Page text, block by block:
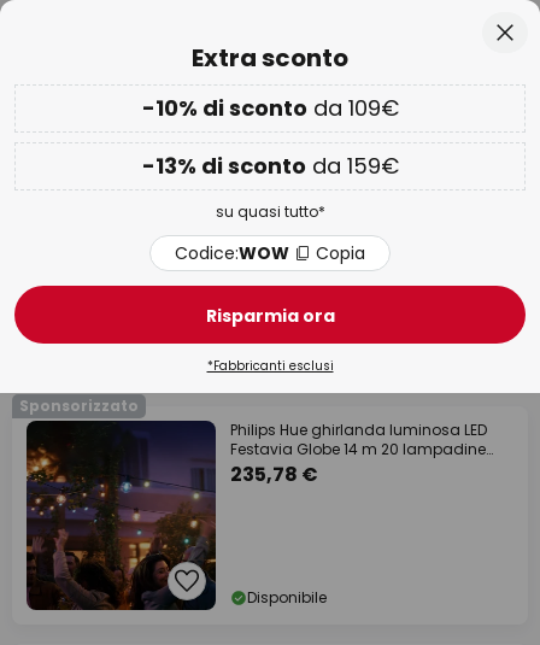
Solo
01G 02H 10M 00S
-10% EXTRA da 109€ o -13% EXTRA da 159€su quasi tutto
Codice:WOW Copia
Wow Week:Fino al -70%
Lampade decorative smart da
esterno
Sponsorizzato
Philips Hue ghirlanda luminosa LED
Festavia Globe 14 m 20 lampadine
IP65
235,78 €
Disponibile
Extra sconto
-10% di sconto da 109€
-13% di sconto da 159€
su quasi tutto*
Codice:WOW Copia
Risparmia ora
*Fabbricanti esclusi